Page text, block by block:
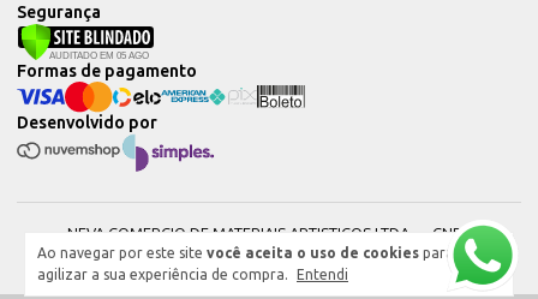
Ao navegar por este site você aceita o uso de cookies para
agilizar a sua experiência de compra.
Entendi
Segurança
Desenvolvido por
Formas de pagamento
NEVA COMERCIO DE MATERIAIS ARTISTICOS LTDA — CNPJ:
51604544000101 © 2026. Todos os direitos reservados.